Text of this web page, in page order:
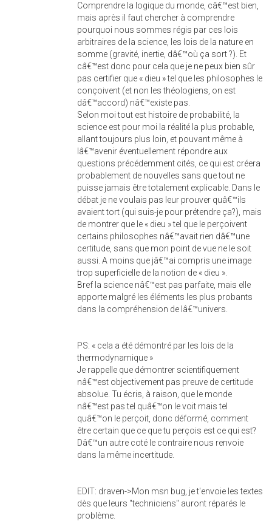
Comprendre la logique du monde, câ€™est bien,
mais après il faut chercher à comprendre
pourquoi nous sommes régis par ces lois
arbitraires de la science, les lois de la nature en
somme (gravité, inertie, dâ€™où ça sort ?). Et
câ€™est donc pour cela que je ne peux bien sûr
pas certifier que « dieu » tel que les philosophes le
conçoivent (et non les théologiens, on est
dâ€™accord) nâ€™existe pas.
Selon moi tout est histoire de probabilité, la
science est pour moi la réalité la plus probable,
allant toujours plus loin, et pouvant même à
lâ€™avenir éventuellement répondre aux
questions précédemment cités, ce qui est créera
probablement de nouvelles sans que tout ne
puisse jamais être totalement explicable. Dans le
débat je ne voulais pas leur prouver quâ€™ils
avaient tort (qui suis-je pour prétendre ça?), mais
de montrer que le « dieu » tel que le perçoivent
certains philosophes nâ€™avait rien dâ€™une
certitude, sans que mon point de vue ne le soit
aussi. A moins que jâ€™ai compris une image
trop superficielle de la notion de « dieu ».
Bref la science nâ€™est pas parfaite, mais elle
apporte malgré les éléments les plus probants
dans la compréhension de lâ€™univers.
PS: « cela a été démontré par les lois de la
thermodynamique »
Je rappelle que démontrer scientifiquement
nâ€™est objectivement pas preuve de certitude
absolue. Tu écris, à raison, que le monde
nâ€™est pas tel quâ€™on le voit mais tel
quâ€™on le perçoit, donc déformé, comment
être certain que ce que tu perçois est ce qui est?
Dâ€™un autre coté le contraire nous renvoie
dans la même incertitude.
EDIT: draven->Mon msn bug, je t'envoie les textes
dès que leurs "techniciens" auront réparés le
problème.